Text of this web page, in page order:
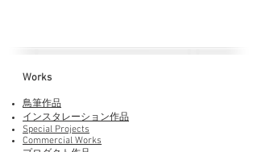
Works​
鳥筆作品
インスタレーション作品
Special Projects
Commercial Works